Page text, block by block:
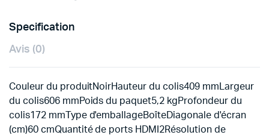
Specification
Avis (0)
Couleur du produitNoirHauteur du colis409 mmLargeur
du colis606 mmPoids du paquet5,2 kgProfondeur du
colis172 mmType d'emballageBoîteDiagonale d'écran
(cm)60 cmQuantité de ports HDMI2Résolution de